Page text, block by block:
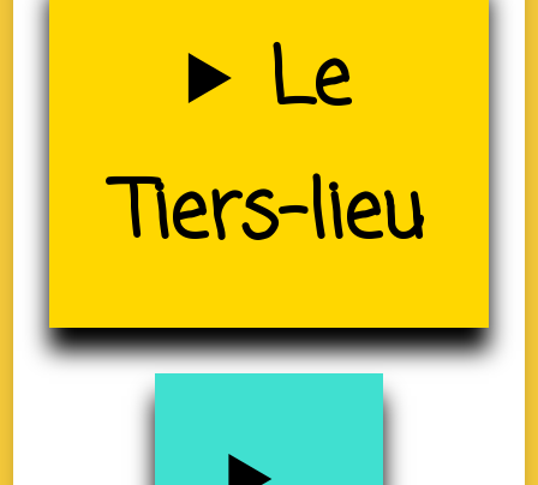
Uzerche
(19)
Le
Tiers-lieu